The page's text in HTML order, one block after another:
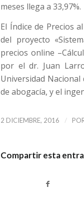
meses llega a 33,97%.
El Índice de Precios
del proyecto
precios online
por el dr. Juan
Universidad
de abogacía, y el
2 DICIEMBRE, 2016 /
Compartir esta